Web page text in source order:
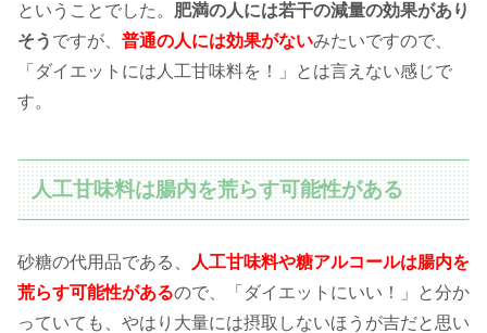
ということでした。 肥満の人には若干の減量の効果があり
そう ですが、 普通の人には効果がないみたいですので、
「ダイエットには人工甘味料を！」とは言えない感じで
す。
人工甘味料は腸内を荒らす可能性がある
砂糖の代用品である、
人工甘味料や糖アルコールは腸内を
荒らす可能性があるので、「ダイエットにいい！」と分か
っていても、やはり大量には摂取しないほうが吉だと思い